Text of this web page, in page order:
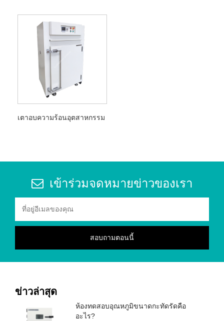
เตาอบความร้อนอุตสาหกรรม
เข้าร่วมจดหมายข่าวของเรา
ข่าวล่าสุด
ห้องทดสอบอุณหภูมิขนาดกะทัดรัดคือ
อะไร?